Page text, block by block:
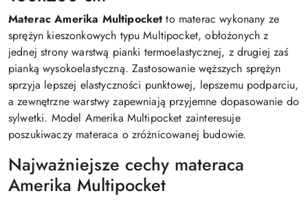
Materac Amerika Multipocket to materac wykonany ze
sprężyn kieszonkowych typu Multipocket, obłożonych z
jednej strony warstwą pianki termoelastycznej, z drugiej zaś
pianką wysokoelastyczną. Zastosowanie węższych sprężyn
sprzyja lepszej elastyczności punktowej, lepszemu podparciu,
a zewnętrzne warstwy zapewniają przyjemne dopasowanie do
sylwetki. Model Amerika Multipocket zainteresuje
poszukiwaczy materaca o zróżnicowanej budowie.
Najważniejsze cechy materaca
Amerika Multipocket